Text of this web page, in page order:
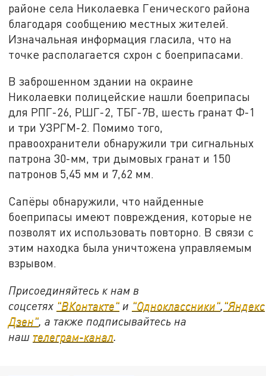
районе села Николаевка Генического района
благодаря сообщению местных жителей.
Изначальная информация гласила, что на
точке располагается схрон с боеприпасами.
В заброшенном здании на окраине
Николаевки полицейские нашли боеприпасы
для РПГ-26, РШГ-2, ТБГ-7В, шесть гранат Ф-1
и три УЗРГМ-2. Помимо того,
правоохранители обнаружили три сигнальных
патрона 30-мм, три дымовых гранат и 150
патронов 5,45 мм и 7,62 мм.
Сапёры обнаружили, что найденные
боеприпасы имеют повреждения, которые не
позволят их использовать повторно. В связи с
этим находка была уничтожена управляемым
взрывом.
Присоединяйтесь к нам в
соцсетях "ВКонтакте" и "Одноклассники", "Яндекс
Дзен", а также подписывайтесь на
наш телеграм-канал.